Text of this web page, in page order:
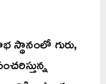
స్థానంలో గురు,